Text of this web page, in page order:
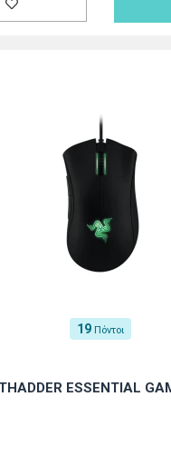
19 Πόντοι
ESSENTIAL